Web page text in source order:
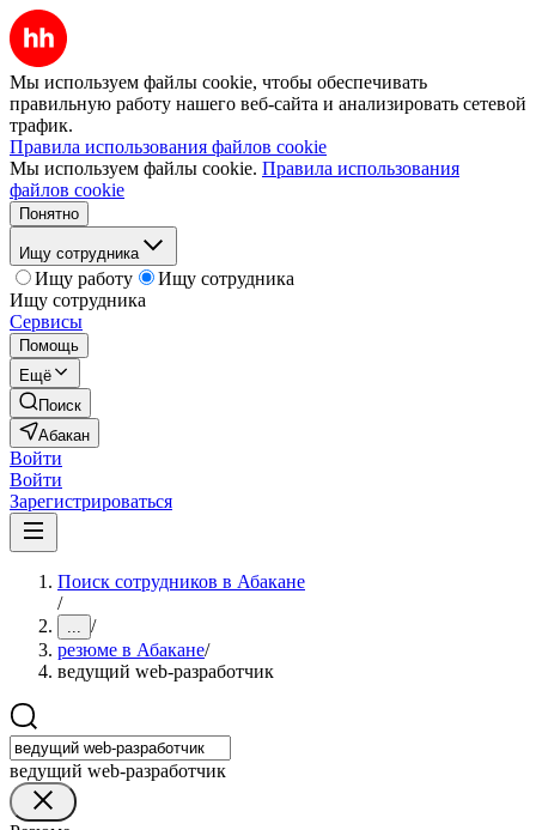
Мы используем файлы cookie, чтобы обеспечивать
правильную работу нашего веб-сайта и анализировать сетевой
трафик.
Правила использования файлов cookie
Мы используем файлы cookie. Правила использования
файлов cookie
Понятно
Ищу сотрудника
Ищу работу
Ищу сотрудника
Ищу сотрудника
Сервисы
Помощь
Ещё
Поиск
Абакан
Войти
Войти
Зарегистрироваться
Поиск сотрудников в Абакане
/
... /
резюме в Абакане/
ведущий web-разработчик
ведущий web-разработчик